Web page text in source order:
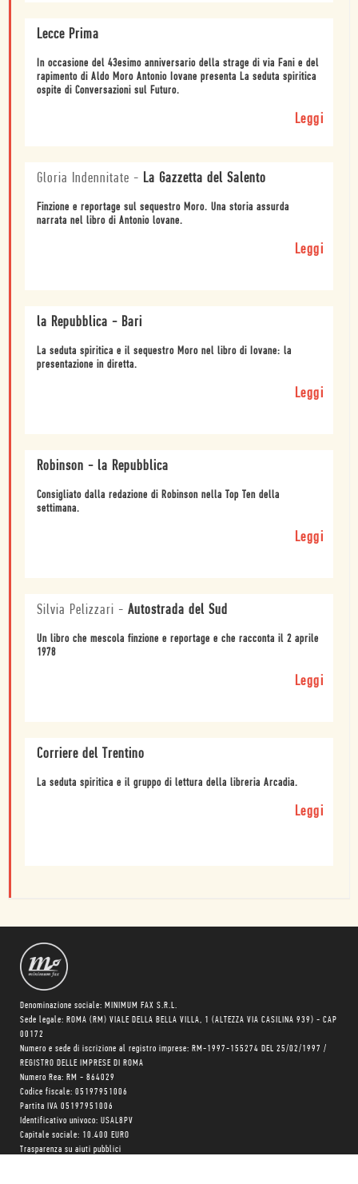
Lecce Prima
In occasione del 43esimo anniversario della strage di via Fani e del
rapimento di Aldo Moro Antonio Iovane presenta La seduta spiritica
ospite di Conversazioni sul Futuro.
Leggi
Gloria Indennitate - La Gazzetta del Salento
Finzione e reportage sul sequestro Moro. Una storia assurda
narrata nel libro di Antonio lovane.
Leggi
la Repubblica - Bari
La seduta spiritica e il sequestro Moro nel libro di Iovane: la
presentazione in diretta.
Leggi
Robinson - la Repubblica
Consigliato dalla redazione di Robinson nella Top Ten della
settimana.
Leggi
Silvia Pelizzari - Autostrada del Sud
Un libro che mescola finzione e reportage e che racconta il 2 aprile
1978
Leggi
Corriere del Trentino
La seduta spiritica e il gruppo di lettura della libreria Arcadia.
Leggi
Denominazione sociale: MINIMUM FAX S.R.L.
Sede legale: ROMA (RM) VIALE DELLA BELLA VILLA, 1 (ALTEZZA VIA CASILINA 939) - CAP
00172
Numero e sede di iscrizione al registro imprese: RM-1997-155274 DEL 25/02/1997 /
REGISTRO DELLE IMPRESE DI ROMA
Numero Rea: RM - 864029
Codice fiscale: 05197951006
Partita IVA 05197951006
Identificativo univoco: USAL8PV
Capitale sociale: 10.400 EURO
Trasparenza su aiuti pubblici